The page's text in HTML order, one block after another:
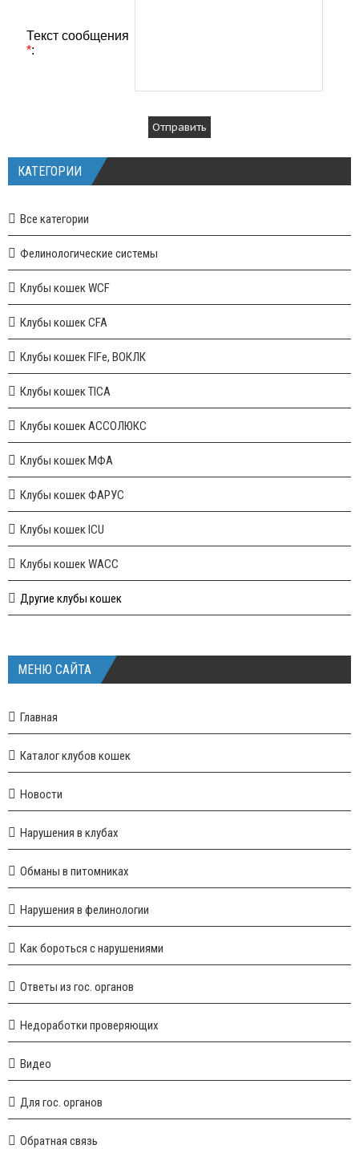
Текст сообщения
*:
КАТЕГОРИИ
Все категории
Фелинологические системы
Клубы кошек WCF
Клубы кошек CFA
Клубы кошек FIFe, ВОКЛК
Клубы кошек TICA
Клубы кошек АССОЛЮКС
Клубы кошек МФА
Клубы кошек ФАРУС
Клубы кошек ICU
Клубы кошек WACC
Другие клубы кошек
МЕНЮ САЙТА
Главная
Каталог клубов кошек
Новости
Нарушения в клубах
Обманы в питомниках
Нарушения в фелинологии
Как бороться с нарушениями
Ответы из гос. органов
Недоработки проверяющих
Видео
Для гос. органов
Обратная связь